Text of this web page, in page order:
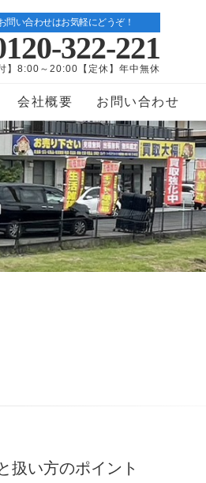
問い合わせはお気軽にどうぞ！
322-221
】8:00～20:00【定休】年中無休
会社概要 お問い合わせ
扱い方のポイント